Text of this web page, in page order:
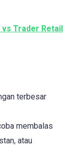
Trader Retail
terbesar
membalas
atau